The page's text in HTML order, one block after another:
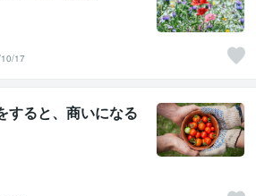
17
すると、商いになる